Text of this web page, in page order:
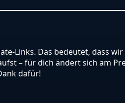
Links. Das bedeutet, dass
– für dich ändert sich am
dafür!